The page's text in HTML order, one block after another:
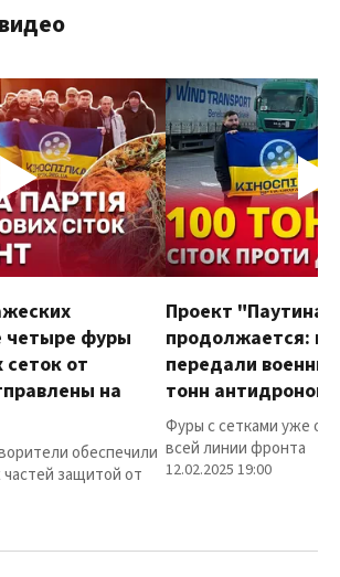
фуры
от
на
обеспечили
защитой от
Проект "Паутина"
продолжается:
передали
тонн
Фуры с сетками уже
всей линии фронта
12.02.2025 19:00